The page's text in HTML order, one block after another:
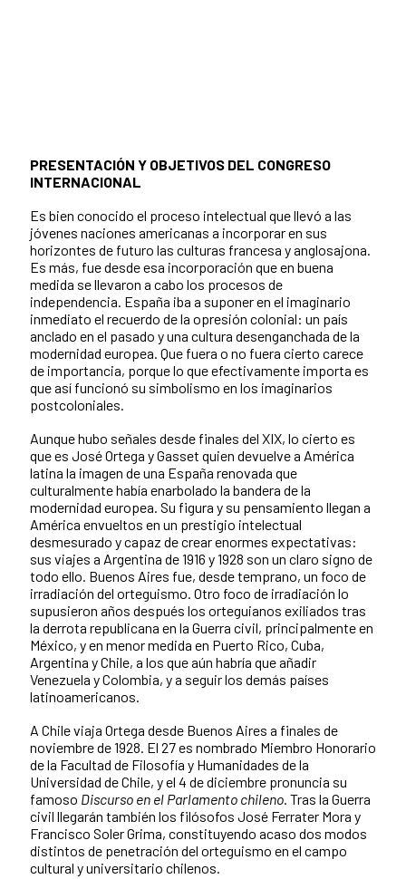
PRESENTACIÓN Y OBJETIVOS DEL CONGRESO
INTERNACIONAL
Es bien conocido el proceso intelectual que llevó a las
jóvenes naciones americanas a incorporar en sus
horizontes de futuro las culturas francesa y anglosajona.
Es más, fue desde esa incorporación que en buena
medida se llevaron a cabo los procesos de
independencia. España iba a suponer en el imaginario
inmediato el recuerdo de la opresión colonial: un país
anclado en el pasado y una cultura desenganchada de la
modernidad europea. Que fuera o no fuera cierto carece
de importancia, porque lo que efectivamente importa es
que así funcionó su simbolismo en los imaginarios
postcoloniales.
Aunque hubo señales desde finales del XIX, lo cierto es
que es José Ortega y Gasset quien devuelve a América
latina la imagen de una España renovada que
culturalmente había enarbolado la bandera de la
modernidad europea. Su figura y su pensamiento llegan a
América envueltos en un prestigio intelectual
desmesurado y capaz de crear enormes expectativas:
sus viajes a Argentina de 1916 y 1928 son un claro signo de
todo ello. Buenos Aires fue, desde temprano, un foco de
irradiación del orteguismo. Otro foco de irradiación lo
supusieron años después los orteguianos exiliados tras
la derrota republicana en la Guerra civil, principalmente en
México, y en menor medida en Puerto Rico, Cuba,
Argentina y Chile, a los que aún habría que añadir
Venezuela y Colombia, y a seguir los demás países
latinoamericanos.
A Chile viaja Ortega desde Buenos Aires a finales de
noviembre de 1928. El 27 es nombrado Miembro Honorario
de la Facultad de Filosofía y Humanidades de la
Universidad de Chile, y el 4 de diciembre pronuncia su
famoso Discurso en el Parlamento chileno. Tras la Guerra
civil llegarán también los filósofos José Ferrater Mora y
Francisco Soler Grima, constituyendo acaso dos modos
distintos de penetración del orteguismo en el campo
cultural y universitario chilenos.